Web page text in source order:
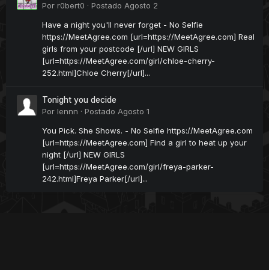
Por r0bert0 · Postado Agosto 2
Have a night you'll never forget - No Selfie
https://MeetAgree.com [url=https://MeetAgree.com] Real
girls from your postcode [/url] NEW GIRLS
[url=https://MeetAgree.com/girl/chloe-cherry-
252.html]Chloe Cherry[/url]...
Tonight you decide
Por lennn · Postado Agosto 1
You Pick. She Shows. - No Selfie https://MeetAgree.com
[url=https://MeetAgree.com] Find a girl to heat up your
night [/url] NEW GIRLS
[url=https://MeetAgree.com/girl/freya-parker-
242.html]Freya Parker[/url]...